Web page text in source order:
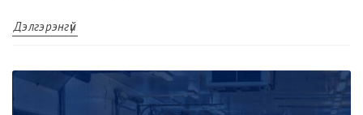
Дэлгэрэнгүй